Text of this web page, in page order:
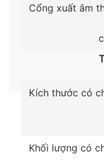
bùng nổ, sinh
Cổng xuất âm
Kích thước có
Khối lượng có